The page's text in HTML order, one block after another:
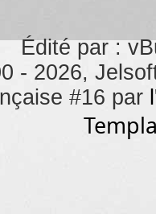
Édité par :
- 2026,
#16 par